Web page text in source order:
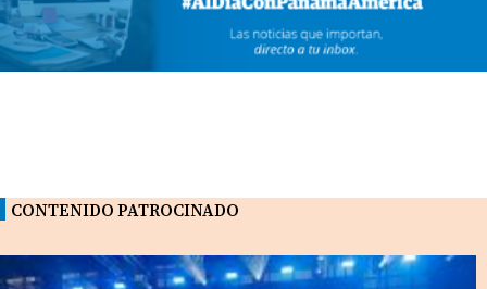
CONTENIDO PATROCINADO